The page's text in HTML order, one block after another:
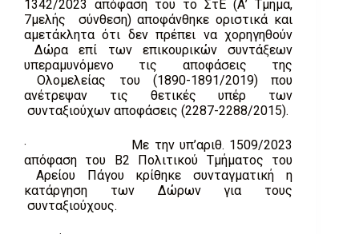
1342/2023 απόφαση του το ΣτΕ (Α’ Τμήμα,
7μελής σύνθεση) αποφάνθηκε οριστικά και
αμετάκλητα ότι δεν πρέπει να χορηγηθούν
Δώρα επί των επικουρικών συντάξεων
υπεραμυνόμενο τις αποφάσεις της
Ολομελείας του (1890-1891/2019) που
ανέτρεψαν τις θετικές υπέρ των
συνταξιούχων αποφάσεις (2287-2288/2015).
· Με την υπ’αριθ. 1509/2023
απόφαση του Β2 Πολιτικού Τμήματος του
Αρείου Πάγου κρίθηκε συνταγματική η
κατάργηση των Δώρων για τους
συνταξιούχους.